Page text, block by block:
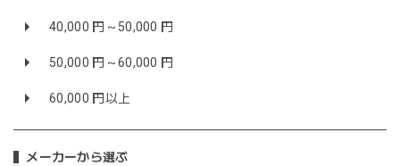
40,000 円～50,000 円
50,000 円～60,000 円
60,000 円以上
メーカーから選ぶ